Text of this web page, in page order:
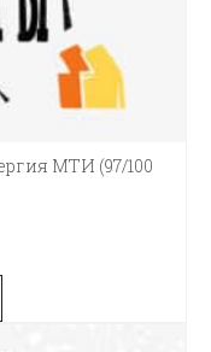
МТИ (97/100